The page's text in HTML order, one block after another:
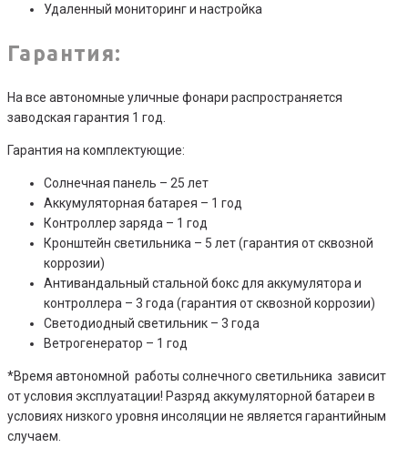
Удаленный мониторинг и настройка
Гарантия:
На все автономные уличные фонари распространяется
заводская гарантия 1 год.
Гарантия на комплектующие:
Солнечная панель – 25 лет
Аккумуляторная батарея – 1 год
Контроллер заряда – 1 год
Кронштейн светильника – 5 лет (гарантия от сквозной
коррозии)
Антивандальный стальной бокс для аккумулятора и
контроллера – 3 года (гарантия от сквозной коррозии)
Светодиодный светильник – 3 года
Ветрогенератор – 1 год
*Время автономной работы солнечного светильника зависит
от условия эксплуатации! Разряд аккумуляторной батареи в
условиях низкого уровня инсоляции не является гарантийным
случаем.